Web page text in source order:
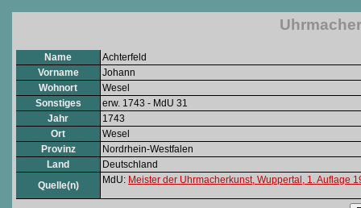
Name
Achterfeld
Vorname
Johann
Wohnort
Wesel
Sonstiges
erw. 1743 - MdU 31
Jahr
1743
Ort
Wesel
Provinz
Nordrhein-Westfalen
Land
Deutschland
Quelle(n)
MdU: Meister der Uhrmacherkunst, Wuppertal, 1. Auflage